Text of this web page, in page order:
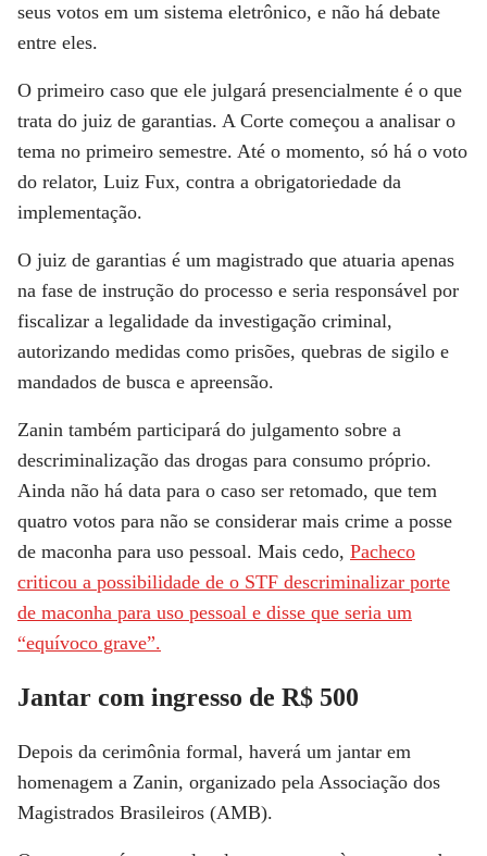
seus votos em um sistema eletrônico, e não há debate
entre eles.
O primeiro caso que ele julgará presencialmente é o que
trata do juiz de garantias. A Corte começou a analisar o
tema no primeiro semestre. Até o momento, só há o voto
do relator, Luiz Fux, contra a obrigatoriedade da
implementação.
O juiz de garantias é um magistrado que atuaria apenas
na fase de instrução do processo e seria responsável por
fiscalizar a legalidade da investigação criminal,
autorizando medidas como prisões, quebras de sigilo e
mandados de busca e apreensão.
Zanin também participará do julgamento sobre a
descriminalização das drogas para consumo próprio.
Ainda não há data para o caso ser retomado, que tem
quatro votos para não se considerar mais crime a posse
de maconha para uso pessoal. Mais cedo, Pacheco
criticou a possibilidade de o STF descriminalizar porte
de maconha para uso pessoal e disse que seria um
“equívoco grave”.
Jantar com ingresso de R$ 500
Depois da cerimônia formal, haverá um jantar em
homenagem a Zanin, organizado pela Associação dos
Magistrados Brasileiros (AMB).